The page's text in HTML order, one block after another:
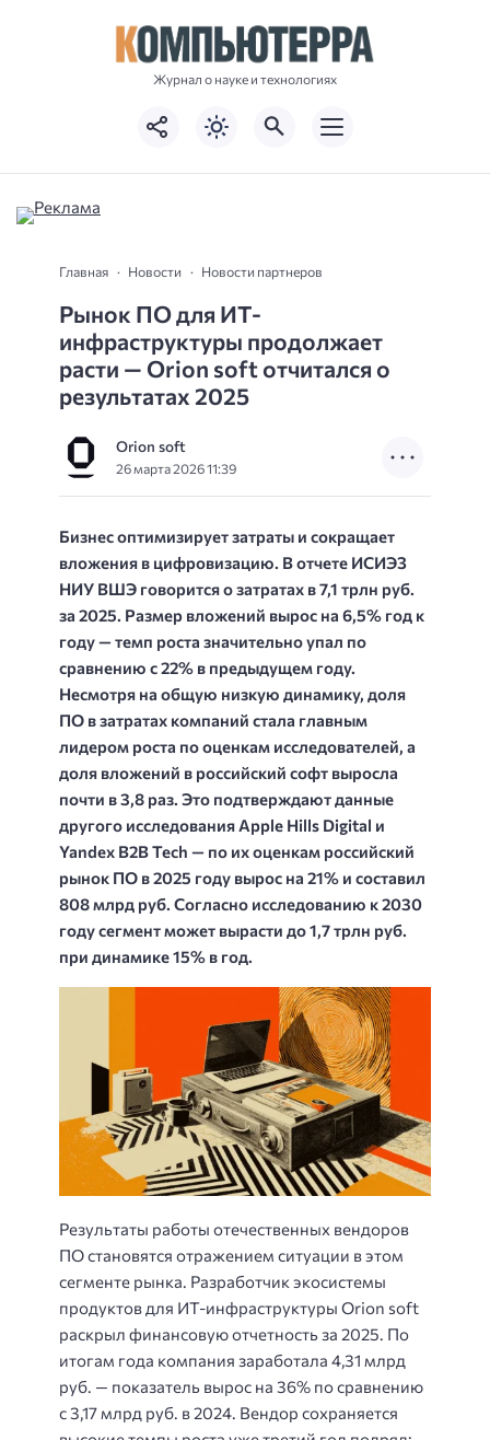
Журнал о науке и технологиях
Главная Новости Новости партнеров
Рынок ПО для ИТ-
инфраструктуры продолжает
расти — Orion soft отчитался о
результатах 2025
Orion soft
26 марта 2026 11:39
Бизнес оптимизирует затраты и сокращает
вложения в цифровизацию. В отчете ИСИЭЗ
НИУ ВШЭ говорится о затратах в 7,1 трлн руб.
за 2025. Размер вложений вырос на 6,5% год к
году — темп роста значительно упал по
сравнению с 22% в предыдущем году.
Несмотря на общую низкую динамику, доля
ПО в затратах компаний стала главным
лидером роста по оценкам исследователей, а
доля вложений в российский софт выросла
почти в 3,8 раз. Это подтверждают данные
другого исследования Apple Hills Digital и
Yandex B2B Tech — по их оценкам российский
рынок ПО в 2025 году вырос на 21% и составил
808 млрд руб. Согласно исследованию к 2030
году сегмент может вырасти до 1,7 трлн руб.
при динамике 15% в год.
Результаты работы отечественных вендоров
ПО становятся отражением ситуации в этом
сегменте рынка. Разработчик экосистемы
продуктов для ИТ-инфраструктуры Orion soft
раскрыл финансовую отчетность за 2025. По
итогам года компания заработала 4,31 млрд
руб. — показатель вырос на 36% по сравнению
с 3,17 млрд руб. в 2024. Вендор сохраняется